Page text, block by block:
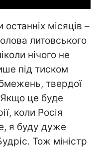
місяців –
литовського
нічого не
під тиском
твердої
це буде
коли Росія
я буду дуже
Тож міністр